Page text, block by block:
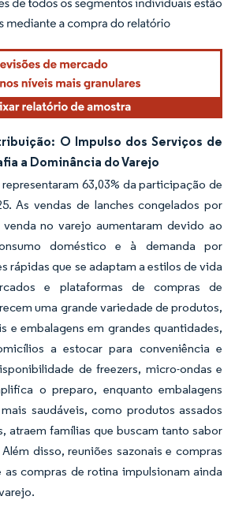
O reuso requer atribuição conforme CC BY 4.0.
O Impulso dos Serviços de
a Dominância do Varejo
63,03% da participação de
As vendas de lanches congelados por
no varejo aumentaram devido ao
doméstico e à demanda por
rápidas que se adaptam a estilos de vida
e plataformas de compras de
uma grande variedade de produtos,
e embalagens em grandes quantidades,
a estocar para conveniência e
de freezers, micro-ondas e
o preparo, enquanto embalagens
saudáveis, como produtos assados
atraem famílias que buscam tanto sabor
disso, reuniões sazonais e compras
compras de rotina impulsionam ainda